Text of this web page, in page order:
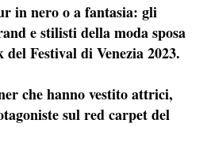
in nero o a fantasia: gli
e stilisti della moda sposa
del Festival di Venezia 2023.
che hanno vestito attrici,
sul red carpet del